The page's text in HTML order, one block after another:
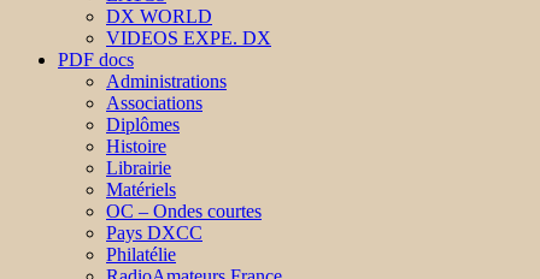
DX WORLD
VIDEOS EXPE. DX
PDF docs
Administrations
Associations
Diplômes
Histoire
Librairie
Matériels
OC – Ondes courtes
Pays DXCC
Philatélie